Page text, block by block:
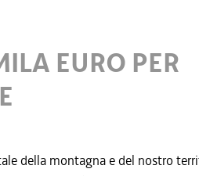
EURO PER
della montagna e del nostro